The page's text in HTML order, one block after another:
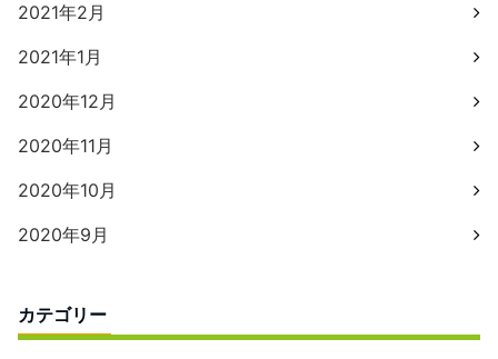
2021年2月
2021年1月
2020年12月
2020年11月
2020年10月
2020年9月
カテゴリー